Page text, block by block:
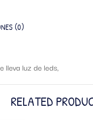
(0)
lleva luz de leds,
RELATED